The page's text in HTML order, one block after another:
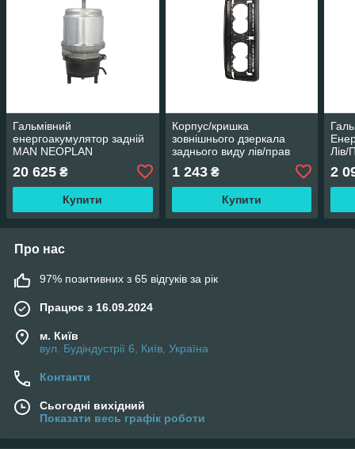
Гальмівний
енергоакумулятор задній
MAN NEOPLAN
20 625 ₴
Купити
Корпус/кришка
зовнішнього дзеркала
заднього виду лів/прав
MAN TGS AKUSAN MAN-
MR-037
1 243₴
Купити
Лів/
2
Про нас
97% позитивних з 65 відгуків за рік
Працює з 16.09.2024
м. Київ
вул. Будіндустрії 6, Київ, Україна
Контакти
Сьогодні вихідний
Показати весь графік роботи